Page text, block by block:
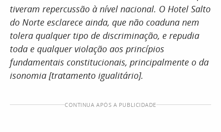
tiveram repercussão à nível nacional. O Hotel Salto
do Norte esclarece ainda, que não coaduna nem
tolera qualquer tipo de discriminação, e repudia
toda e qualquer violação aos princípios
fundamentais constitucionais, principalmente o da
isonomia [tratamento igualitário].
CONTINUA APÓS A PUBLICIDADE